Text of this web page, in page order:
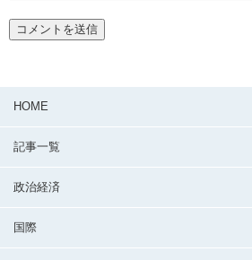
HOME
記事一覧
政治経済
国際